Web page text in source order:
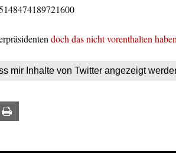
doch das nicht vorenthalten
mir Inhalte von Twitter angezeigt